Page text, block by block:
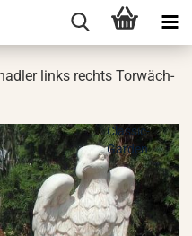
links rechts Tor­wäch­
Classic-
Garden